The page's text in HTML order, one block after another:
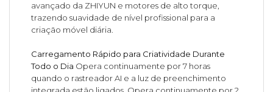
avançado da ZHIYUN e motores de alto torque,
trazendo suavidade de nível profissional para a
criação móvel diária.
Carregamento Rápido para Criatividade Durante
Todo o Dia Opera continuamente por 7 horas
quando o rastreador AI e a luz de preenchimento